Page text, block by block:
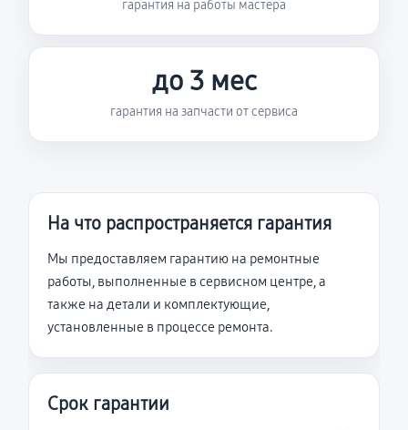
гарантия на работы мастера
до 3 мес
гарантия на запчасти от сервиса
На что распространяется гарантия
Мы предоставляем гарантию на ремонтные
работы, выполненные в сервисном центре, а
также на детали и комплектующие,
установленные в процессе ремонта.
Срок гарантии